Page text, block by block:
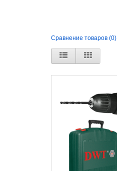
Сравнение товаров (0)